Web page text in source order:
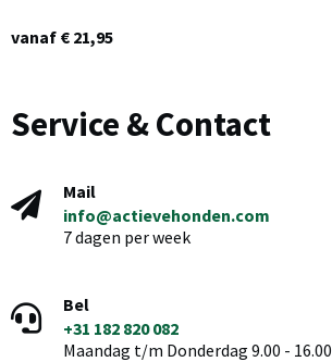
vanaf € 21,95
Service & Contact
Mail
info@actievehonden.com
7 dagen per week
Bel
+31 182 820 082
Maandag t/m Donderdag 9.00 - 16.00